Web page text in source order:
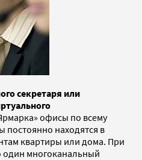
секретаря или
офисы по всему
постоянно находятся в
квартиры или дома. При
один многоканальный